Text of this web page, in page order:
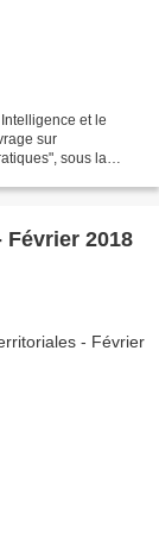
et le
sur
sous la
2018